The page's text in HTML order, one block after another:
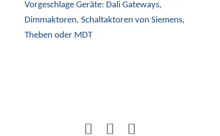
Vorgeschlage Geräte: Dali Gateways,
Dimmaktoren, Schaltaktoren von Siemens,
Theben oder MDT